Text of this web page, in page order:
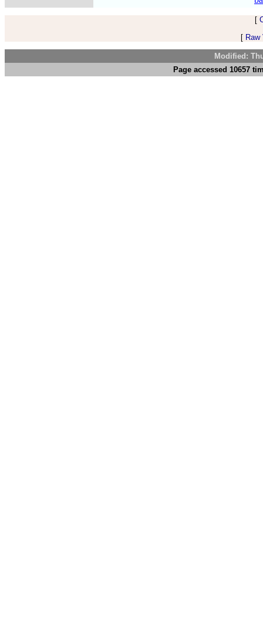
[
[
Modified:
Page accessed 10657